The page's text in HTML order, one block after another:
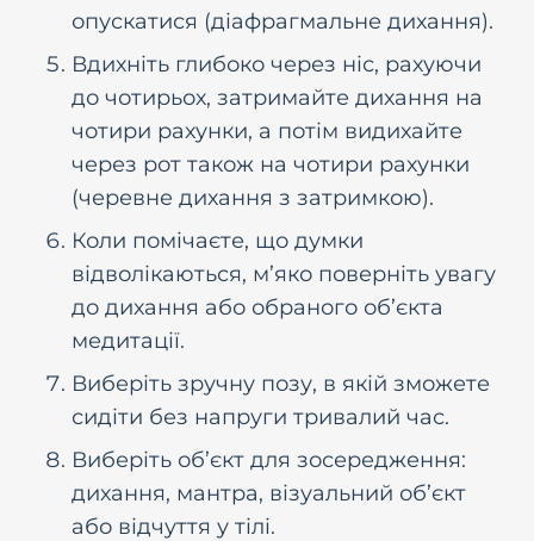
опускатися (діафрагмальне дихання).
Вдихніть глибоко через ніс, рахуючи
до чотирьох, затримайте дихання на
чотири рахунки, а потім видихайте
через рот також на чотири рахунки
(черевне дихання з затримкою).
Коли помічаєте, що думки
відволікаються, м’яко поверніть увагу
до дихання або обраного об’єкта
медитації.
Виберіть зручну позу, в якій зможете
сидіти без напруги тривалий час.
Виберіть об’єкт для зосередження:
дихання, мантра, візуальний об’єкт
або відчуття у тілі.